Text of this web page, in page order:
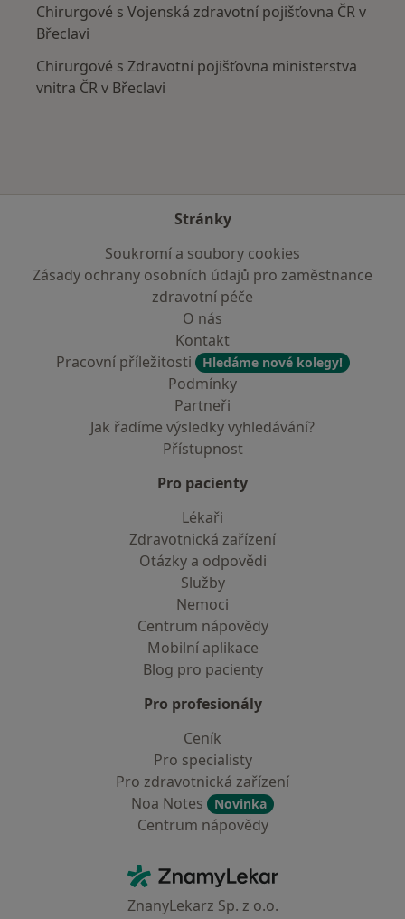
Chirurgové s Vojenská zdravotní pojišťovna ČR v
Břeclavi
Chirurgové s Zdravotní pojišťovna ministerstva
vnitra ČR v Břeclavi
Stránky
Soukromí a soubory cookies
Zásady ochrany osobních údajů pro zaměstnance
zdravotní péče
O nás
Kontakt
Pracovní příležitosti
Hledáme nové kolegy!
Podmínky
Partneři
Jak řadíme výsledky vyhledávání?
Přístupnost
Pro pacienty
Lékaři
Zdravotnická zařízení
Otázky a odpovědi
Služby
Nemoci
Centrum nápovědy
Mobilní aplikace
Blog pro pacienty
Pro profesionály
Ceník
Pro specialisty
Pro zdravotnická zařízení
Noa Notes
Novinka
Centrum nápovědy
ZnamyLekar - Hlavní stránka
ZnanyLekarz Sp. z o.o.